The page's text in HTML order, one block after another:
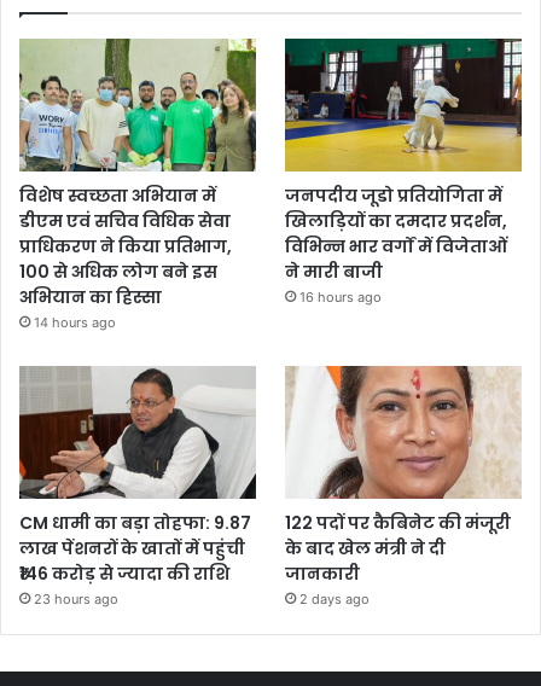
विशेष स्वच्छता अभियान में
डीएम एवं सचिव विधिक सेवा
प्राधिकरण ने किया प्रतिभाग,
100 से अधिक लोग बने इस
अभियान का हिस्सा
14 hours ago
जनपदीय जूडो प्रतियोगिता में
खिलाड़ियों का दमदार प्रदर्शन,
विभिन्न भार वर्गों में विजेताओं
ने मारी बाजी
16 hours ago
CM धामी का बड़ा तोहफा: 9.87
लाख पेंशनरों के खातों में पहुंची
₹146 करोड़ से ज्यादा की राशि
23 hours ago
122 पदों पर कैबिनेट की मंजूरी
के बाद खेल मंत्री ने दी
जानकारी
2 days ago